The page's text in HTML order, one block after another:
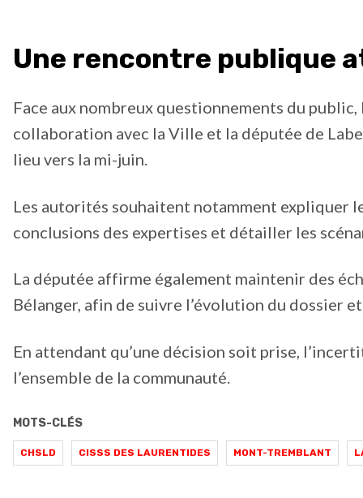
Une rencontre publique
Face aux nombreux questionnements du
collaboration avec la Ville et la députée de
lieu vers la mi-juin.
Les autorités souhaitent notamment expliquer
conclusions des expertises et détailler les
La députée affirme également maintenir des
Bélanger, afin de suivre l’évolution du dossier
En attendant qu’une décision soit prise,
l’ensemble de la communauté.
MOTS-CLÉS
CHSLD CISSS DES LAURENTIDES MONT-TREMBLANT